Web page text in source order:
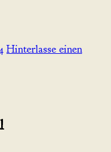
Hinterlasse einen